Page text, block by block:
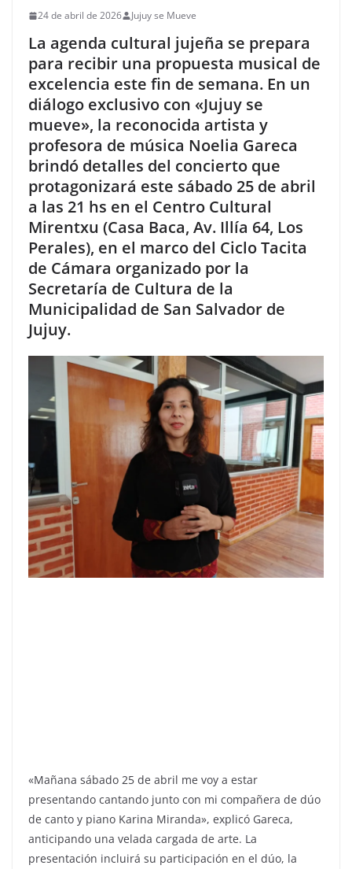
24 de abril de 2026 Jujuy se Mueve
La agenda cultural jujeña se prepara
para recibir una propuesta musical de
excelencia este fin de semana. En un
diálogo exclusivo con «Jujuy se
mueve», la reconocida artista y
profesora de música Noelia Gareca
brindó detalles del concierto que
protagonizará este sábado 25 de abril
a las 21 hs en el Centro Cultural
Mirentxu (Casa Baca, Av. Illía 64, Los
Perales), en el marco del Ciclo Tacita
de Cámara organizado por la
Secretaría de Cultura de la
Municipalidad de San Salvador de
Jujuy.
«Mañana sábado 25 de abril me voy a estar
presentando cantando junto con mi compañera de dúo
de canto y piano Karina Miranda», explicó Gareca,
anticipando una velada cargada de arte. La
presentación incluirá su participación en el dúo, la